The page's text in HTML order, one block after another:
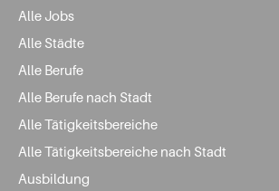
Alle Jobs
Alle Städte
Alle Berufe
Alle Berufe nach Stadt
Alle Tätigkeitsbereiche
Alle Tätigkeitsbereiche nach Stadt
Ausbildung